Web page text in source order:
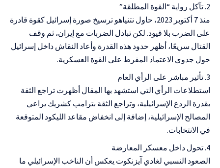
تآكل رواية “القوة المطلقة”
منذ 7 أكتوبر 2023، حاول نتنياهو ترسيخ صورة إسرائيل كقوة قادرة
على الضرب بلا قيود. لكن تبادل الضربات مع إيران، ثم وقف
القتال سريعًا، أظهر حدود هذه القدرة وأعاد النقاش داخل إسرائيل
حول جدوى الاعتماد المفرط على القوة العسكرية.
تأثير مباشر على الرأي العام
استطلاعات الرأي التي استشهد بها المقال أظهرت تراجع الثقة
بقدرة الردع الإسرائيلية، وتراجع الثقة بترامب كشريك يراعي
المصالح الإسرائيلية، إضافة إلى انخفاض مقاعد الليكود المتوقعة
في الانتخابات.
تحول داخل معسكر المعارضة
الصعود النسبي لغادي آيزنكوت يعكس أن الناخب الإسرائيلي ما